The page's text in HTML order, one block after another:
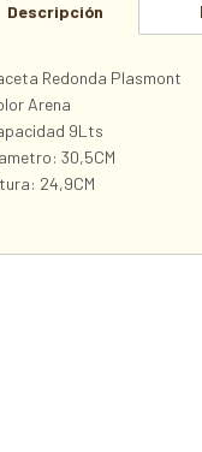
Descripción
Redonda Plasmont
Arena
9Lts
30,5CM
24,9CM